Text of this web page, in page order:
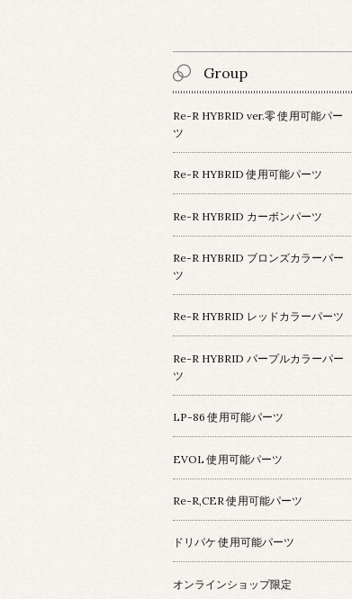
Group
Re-R HYBRID ver.零 使用可能パー
ツ
Re-R HYBRID 使用可能パーツ
Re-R HYBRID カーボンパーツ
Re-R HYBRID ブロンズカラーパー
ツ
Re-R HYBRID レッドカラーパーツ
Re-R HYBRID パープルカラーパー
ツ
LP-86 使用可能パーツ
EVOL 使用可能パーツ
Re-R,CER 使用可能パーツ
ドリパケ 使用可能パーツ
オンラインショップ限定